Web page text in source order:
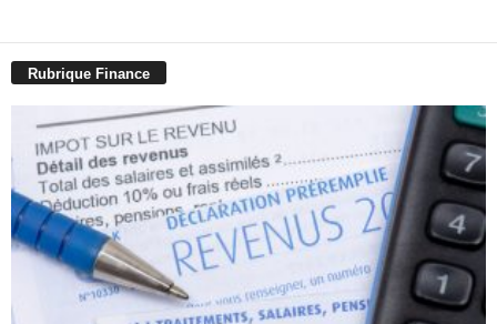
Rubrique Finance